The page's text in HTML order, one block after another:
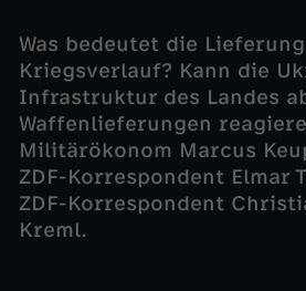
Was bedeutet die
Kriegsverlauf? Kann die
Infrastruktur des Landes
Waffenlieferungen
Militärökonom Marcus
ZDF-Korrespondent Elmar
ZDF-Korrespondent
Kreml.